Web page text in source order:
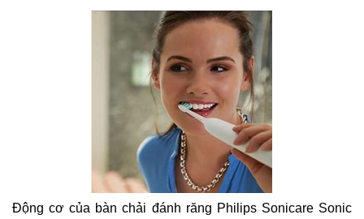
Động cơ của bàn chải đánh răng Philips Sonicare Sonic